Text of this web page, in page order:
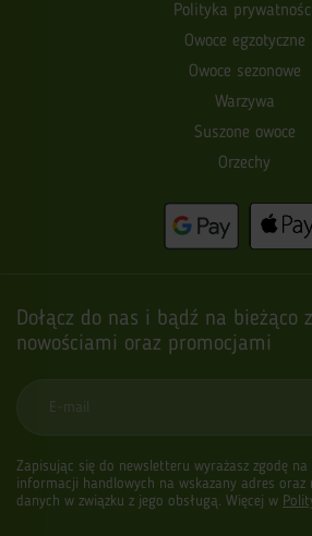
Polityka
Owoce egzotyczne
Owoce sezonowe
Warzywa
Suszone owoce
Orzechy
Dołącz do nas i bądź na bieżąco
nowościami oraz promocjami
E-mail
Zapisując się do newsletteru wyrażasz zgodę na
informacji handlowych na wskazany adres oraz
danych w związku z jego obsługą. Więcej w